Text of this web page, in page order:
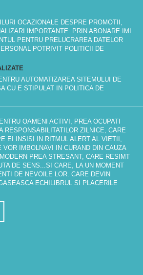
OCAZIONALE DESPRE PROMOTII,
IMPORTANTE. PRIN ABONARE IMI
PENTRU PRELUCRAREA DATELOR
POTRIVIT POLITICII DE
AUTOMATIZAREA SITEMULUI DE
CU E STIPULAT IN POLITICA DE
OAMENI ACTIVI, PREA OCUPATI
RESPONSABILITATILOR ZILNICE, CARE
EI INSISI IN RITMUL ALERT AL VIETII,
IMBOLNAVI IN CURAND DIN CAUZA
PREA STRESANT, CARE RESIMT
DE SENS...SI CARE, LA UN MOMENT
DE NEVOILE LOR. CARE DEVIN
ECHILIBRUL SI PLACERILE